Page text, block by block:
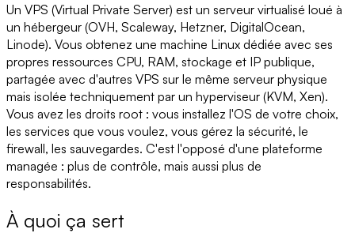
Un VPS (Virtual Private Server) est un serveur virtualisé loué à
un hébergeur (OVH, Scaleway, Hetzner, DigitalOcean,
Linode). Vous obtenez une machine Linux dédiée avec ses
propres ressources CPU, RAM, stockage et IP publique,
partagée avec d'autres VPS sur le même serveur physique
mais isolée techniquement par un hyperviseur (KVM, Xen).
Vous avez les droits root : vous installez l'OS de votre choix,
les services que vous voulez, vous gérez la sécurité, le
firewall, les sauvegardes. C'est l'opposé d'une plateforme
managée : plus de contrôle, mais aussi plus de
responsabilités.
À quoi ça sert